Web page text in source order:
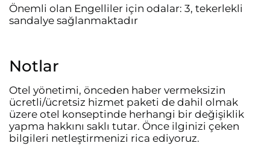
Önemli olan Engelliler için odalar: 3, tekerlekli
sandalye sağlanmaktadır
Notlar
Otel yönetimi, önceden haber vermeksizin
ücretli/ücretsiz hizmet paketi de dahil olmak
üzere otel konseptinde herhangi bir değişiklik
yapma hakkını saklı tutar. Önce ilginizi çeken
bilgileri netleştirmenizi rica ediyoruz.